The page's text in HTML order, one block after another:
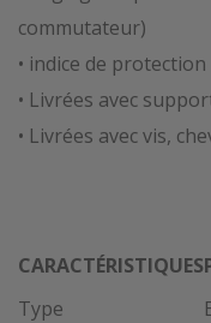
commutateur)
• indice de
• Livrées avec
• Livrées avec vis,
CARACTÉRISTIQUES
Type